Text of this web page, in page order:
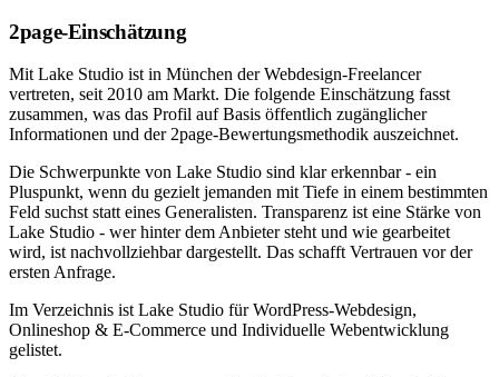
2page-Einschätzung
Mit Lake Studio ist in München der Webdesign-Freelancer
vertreten, seit 2010 am Markt. Die folgende Einschätzung fasst
zusammen, was das Profil auf Basis öffentlich zugänglicher
Informationen und der 2page-Bewertungsmethodik auszeichnet.
Die Schwerpunkte von Lake Studio sind klar erkennbar - ein
Pluspunkt, wenn du gezielt jemanden mit Tiefe in einem bestimmten
Feld suchst statt eines Generalisten. Transparenz ist eine Stärke von
Lake Studio - wer hinter dem Anbieter steht und wie gearbeitet
wird, ist nachvollziehbar dargestellt. Das schafft Vertrauen vor der
ersten Anfrage.
Im Verzeichnis ist Lake Studio für WordPress-Webdesign,
Onlineshop & E-Commerce und Individuelle Webentwicklung
gelistet.